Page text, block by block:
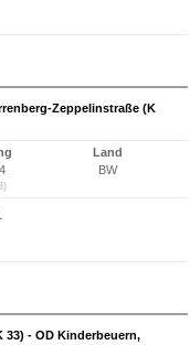
Zeppelinstraße (K
Land
BW
- OD Kinderbeuern,